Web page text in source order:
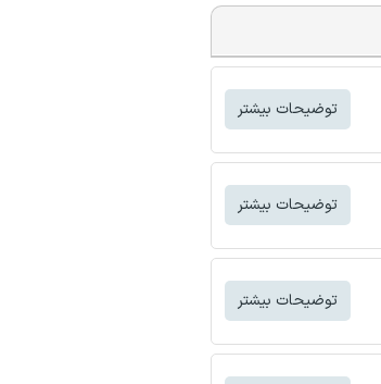
توضیحات بیشتر
توضیحات بیشتر
توضیحات بیشتر